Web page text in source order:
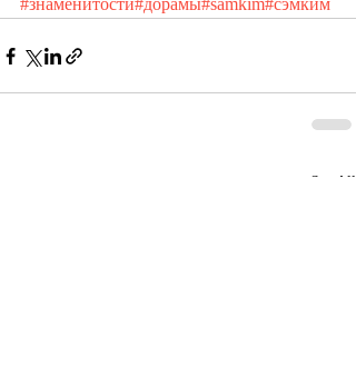
#знаменитости#дорамы#samkim#сэмким
See All